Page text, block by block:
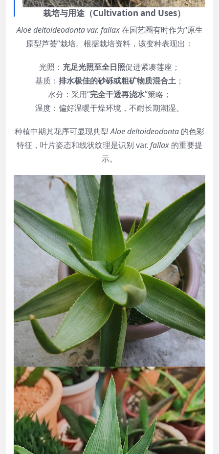
栽培与用途（Cultivation and Uses）
Aloe deltoideodonta var. fallax在园艺圈有时作为“原生
原型芦荟”栽培。根据栽培资料，该变种表现出：
光照： 充足光照至全日照促进紧凑莲座；
基质： 排水极佳的砂砾或粗矿物质混合土 ；
水分：采用“完全干透再浇水”策略；
温度：偏好温暖干燥环境，不耐长期潮湿。
种植中期其花序可显现典型Aloe deltoideodonta 的色彩
特征，叶片姿态和线状纹理是识别 var. fallax 的重要提
示。